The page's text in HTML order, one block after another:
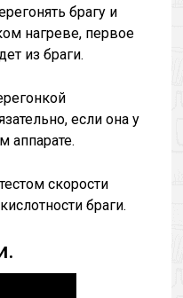
брагу и
нагреве, первое
из браги.
если она у
аппарате.
скорости
браги.